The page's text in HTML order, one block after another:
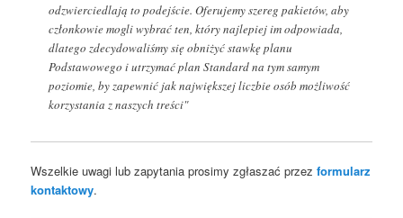
odzwierciedlają to podejście. Oferujemy szereg pakietów, aby
członkowie mogli wybrać ten, który najlepiej im odpowiada,
dlatego zdecydowaliśmy się obniżyć stawkę planu
Podstawowego i utrzymać plan Standard na tym samym
poziomie, by zapewnić jak największej liczbie osób możliwość
korzystania z naszych treści"
Wszelkie uwagi lub zapytania prosimy zgłaszać przezformularz
kontaktowy.